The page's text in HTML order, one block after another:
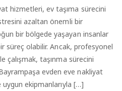
hizmetleri, ev taşıma sürecini
azaltan önemli bir
bir bölgede yaşayan insanlar
süreç olabilir. Ancak, profesyonel
çalışmak, taşınma sürecini
evden eve nakliyat
ekipmanlarıyla […]